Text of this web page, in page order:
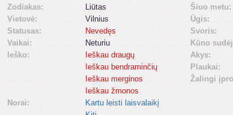
Zodiakas:
Liūtas
Vietovė:
Vilnius
Statusas:
Nevedęs
Vaikai:
Neturiu
Ieško:
Ieškau draugų
Ieškau bendraminčių
Ieškau merginos
Ieškau žmonos
Norai:
Kartu leisti laisvalaikį
Šiuo metu:
Ūgis:
Svoris:
Kūno
Akys:
Plaukai:
Žalingi